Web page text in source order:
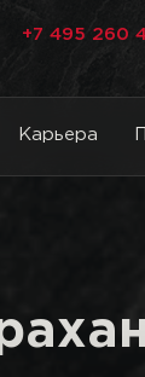
+7 495 260
Карьера